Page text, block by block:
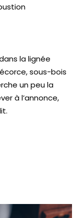
la lignée
sous-bois
un peu la
à l’annonce,